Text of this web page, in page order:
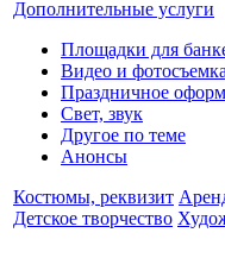
Дополнительные услуги
Площадки для
Видео и фотосъемка
Праздничное
Свет, звук
Другое по теме
Анонсы
Костюмы, реквизит
Детское творчество